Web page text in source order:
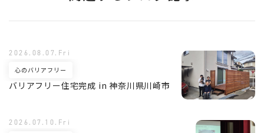
バリアフリー住宅完成 in 神奈川県川崎市
心のバリアフリー
2026.08.07.Fri
2026.07.10.Fri